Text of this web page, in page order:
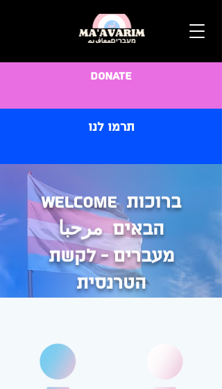
Donate
תרמו לנו
Welcome ברוכות
הבאים مرحبا
מעברים - לקשת
הטרנסית